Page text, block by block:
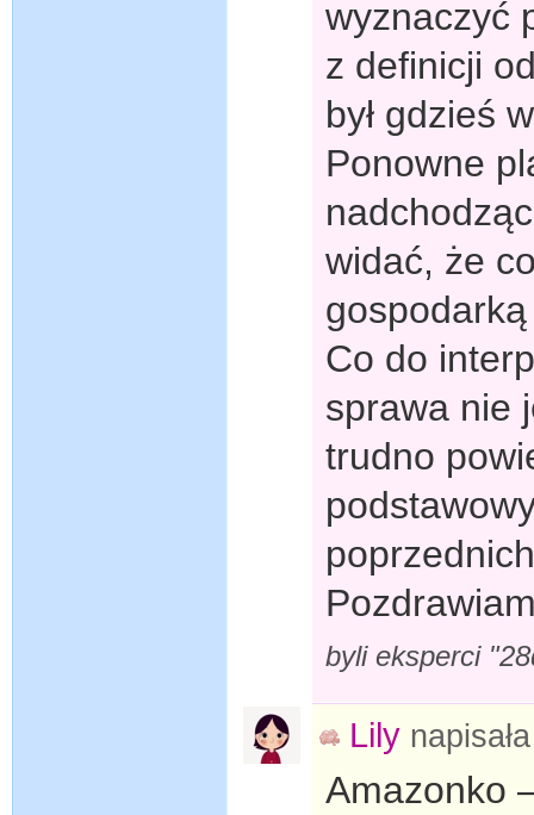
wyznaczyć
z definicji
był gdzieś
Ponowne
widać, że
Co do
sprawa nie
trudno
byli eksperci
Lily
Amazonko